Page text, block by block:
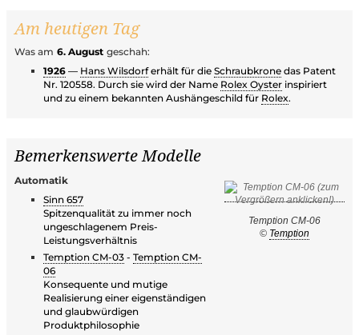
Am heutigen Tag
Was am 6. August geschah:
1926 — Hans Wilsdorferhält für die Schraubkrone das Patent
Nr. 120558. Durch sie wird der Name Rolex Oyster inspiriert
und zu einem bekannten Aushängeschild für Rolex.
Bemerkenswerte Modelle
Temption CM-06
© Temption
Automatik
Sinn 657
Spitzenqualität zu immer noch
ungeschlagenem Preis-
Leistungsverhältnis
Temption CM-03 - Temption CM-
06
Konsequente und mutige
Realisierung einer eigenständigen
und glaubwürdigen
Produktphilosophie